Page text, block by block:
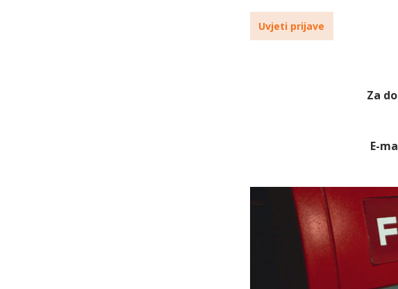
Uvjeti prijave
Za
E-